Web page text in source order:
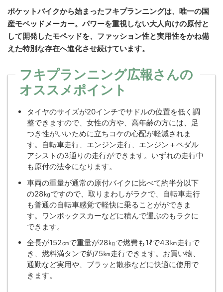
ポケットバイクから始まったフキプランニングは、唯一の国
産モペッドメーカー。パワーを重視しない大人向けの原付と
して開発したモペッドを、ファッション性と実用性をかね備
えた特別な存在へ進化させ続けています。
フキプランニング広報さんの
オススメポイント
タイヤのサイズが20インチでサドルの位置を低く調
整できますので、女性の方や、高年齢の方には、足
つき性がいいために立ちコケの心配が軽減されま
す。自転車走行、エンジン走行、エンジン＋ペダル
アシストの3通りの走行ができます。いずれの走行中
も原付の法令になります。
車両の重量が通常の原付バイクに比べて約半分以下
の28㎏ですので、取りまわしがラクで、自転車走行
も普通の自転車感覚で軽快に乗ることがができま
す。ワンボックスカーなどに積んで運ぶのもラクに
できます。
全長が152㎝で重量が28㎏で燃費も1ℓで43㎞走行で
き、燃料満タンで約75㎞走行できます。お買い物、
通勤など実用や、ブラッと散歩などに快適に使用で
きます。